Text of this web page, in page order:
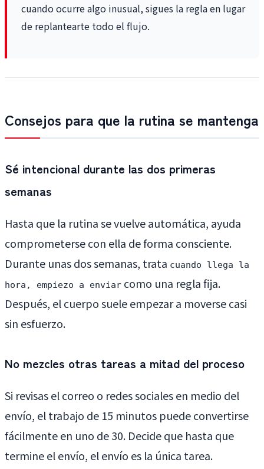
cuando ocurre algo inusual, sigues la regla en lugar
de replantearte todo el flujo.
Consejos para que la rutina se mantenga
Sé intencional durante las dos primeras
semanas
Hasta que la rutina se vuelve automática, ayuda
comprometerse con ella de forma consciente.
Durante unas dos semanas, trata cuando llega la
hora, empiezo a enviar como una regla fija.
Después, el cuerpo suele empezar a moverse casi
sin esfuerzo.
No mezcles otras tareas a mitad del proceso
Si revisas el correo o redes sociales en medio del
envío, el trabajo de 15 minutos puede convertirse
fácilmente en uno de 30. Decide que hasta que
termine el envío, el envío es la única tarea.